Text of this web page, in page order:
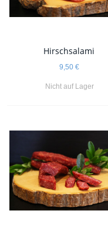
Hirschsalami
9,50 €
Nicht auf Lager